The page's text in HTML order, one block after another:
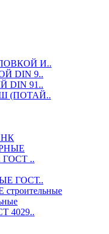
И..
DIN 9..
91..
(ПОТАЙ..
..
ГОСТ..
4029..